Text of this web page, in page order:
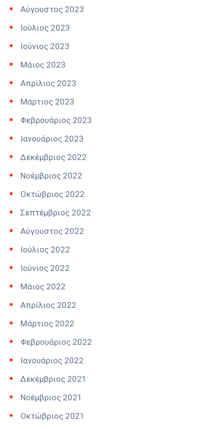
Αύγουστος 2023
Ιούλιος 2023
Ιούνιος 2023
Μάιος 2023
Απρίλιος 2023
Μάρτιος 2023
Φεβρουάριος 2023
Ιανουάριος 2023
Δεκέμβριος 2022
Νοέμβριος 2022
Οκτώβριος 2022
Σεπτέμβριος 2022
Αύγουστος 2022
Ιούλιος 2022
Ιούνιος 2022
Μάιος 2022
Απρίλιος 2022
Μάρτιος 2022
Φεβρουάριος 2022
Ιανουάριος 2022
Δεκέμβριος 2021
Νοέμβριος 2021
Οκτώβριος 2021